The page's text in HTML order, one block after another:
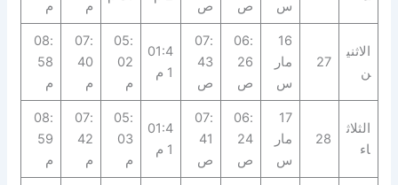
س
ص
ص
م
م
الاثني
ن
27
16
مار
س
06:
26
ص
07:
43
ص
01:4
1 م
05:
02
م
07:
40
م
08:
58
م
الثلاث
اء
28
17
مار
س
06:
24
ص
07:
41
ص
01:4
1 م
05:
03
م
07:
42
م
08:
59
م